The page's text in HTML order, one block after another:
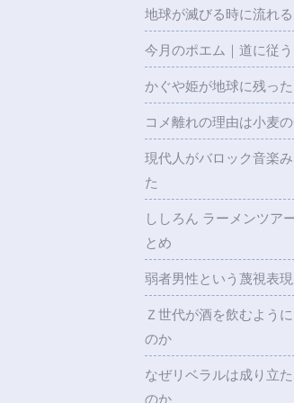
地球が滅びる時に流れ
今月のポエム｜道に従う
かぐや姫が地球に残っ
コメ離れの理由は小麦
現代人がバロック音楽
た
ししろん ラーメンツア
とめ
弱者男性という蔑視表
Ｚ世代が酒を飲むよう
のか
なぜリベラルは成り立
のか